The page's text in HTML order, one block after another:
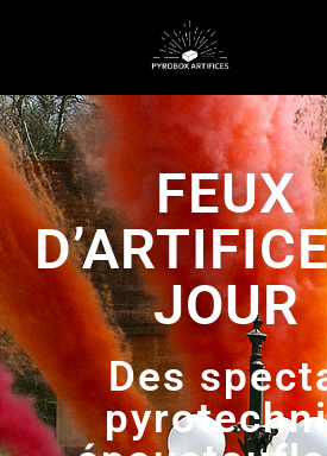
FEUX
JOUR
Des